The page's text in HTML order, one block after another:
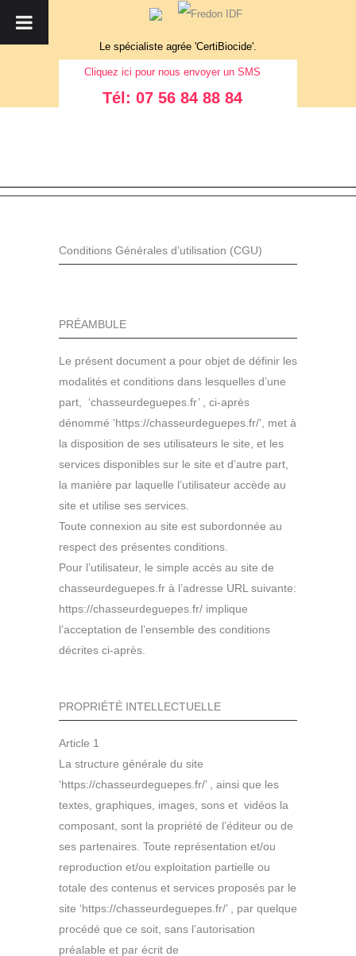
Le spécialiste agrée 'CertiBiocide'.
Cliquez ici pour nous envoyer un SMS
Tél: 07 56 84 88 84
Conditions Générales d’utilisation (CGU)
PRÉAMBULE
Le présent document a pour objet de définir les
modalités et conditions dans lesquelles d’une
part, ‘chasseurdeguepes.fr’ , ci-après
dénommé ‘https://chasseurdeguepes.fr/’, met à
la disposition de ses utilisateurs le site, et les
services disponibles sur le site et d’autre part,
la manière par laquelle l’utilisateur accède au
site et utilise ses services.
Toute connexion au site est subordonnée au
respect des présentes conditions.
Pour l’utilisateur, le simple accès au site de
chasseurdeguepes.fr à l’adresse URL suivante:
https://chasseurdeguepes.fr/ implique
l’acceptation de l’ensemble des conditions
décrites ci-après.
PROPRIÉTÉ INTELLECTUELLE
Article 1
La structure générale du site
‘https://chasseurdeguepes.fr/’ , ainsi que les
textes, graphiques, images, sons et vidéos la
composant, sont la propriété de l’éditeur ou de
ses partenaires. Toute représentation et/ou
reproduction et/ou exploitation partielle ou
totale des contenus et services proposés par le
site ‘https://chasseurdeguepes.fr/’ , par quelque
procédé que ce soit, sans l’autorisation
préalable et par écrit de